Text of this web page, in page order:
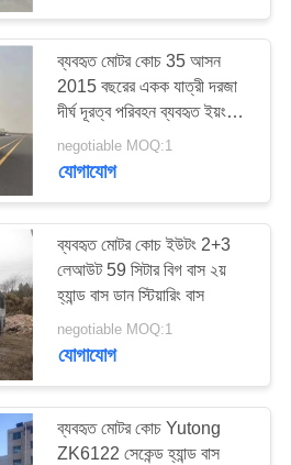
ব্যবহৃত মোটর কোচ 35 আসন
2015 বছরের একক যাত্রী দরজা
দীর্ঘ দূরত্ব পরিবহন ব্যবহৃত ইয়ংটং
বাস ZK 6808
negotiable MOQ:1
যোগাযোগ
ব্যবহৃত মোটর কোচ ইউটং 2+3
লেআউট 59 সিটার বিগ বাস ২য়
হ্যান্ড বাস ডান স্টিয়ারিং বাস
negotiable MOQ:1
যোগাযোগ
ব্যবহৃত মোটর কোচ Yutong
ZK6122 সেকেন্ড হ্যান্ড বাস